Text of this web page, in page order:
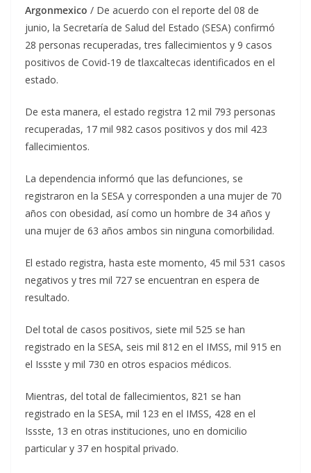
Argonmexico / De acuerdo con el reporte del 08 de
junio, la Secretaría de Salud del Estado (SESA) confirmó
28 personas recuperadas, tres fallecimientos y 9 casos
positivos de Covid-19 de tlaxcaltecas identificados en el
estado.
De esta manera, el estado registra 12 mil 793 personas
recuperadas, 17 mil 982 casos positivos y dos mil 423
fallecimientos.
La dependencia informó que las defunciones, se
registraron en la SESA y corresponden a una mujer de 70
años con obesidad, así como un hombre de 34 años y
una mujer de 63 años ambos sin ninguna comorbilidad.
El estado registra, hasta este momento, 45 mil 531 casos
negativos y tres mil 727 se encuentran en espera de
resultado.
Del total de casos positivos, siete mil 525 se han
registrado en la SESA, seis mil 812 en el IMSS, mil 915 en
el Issste y mil 730 en otros espacios médicos.
Mientras, del total de fallecimientos, 821 se han
registrado en la SESA, mil 123 en el IMSS, 428 en el
Issste, 13 en otras instituciones, uno en domicilio
particular y 37 en hospital privado.